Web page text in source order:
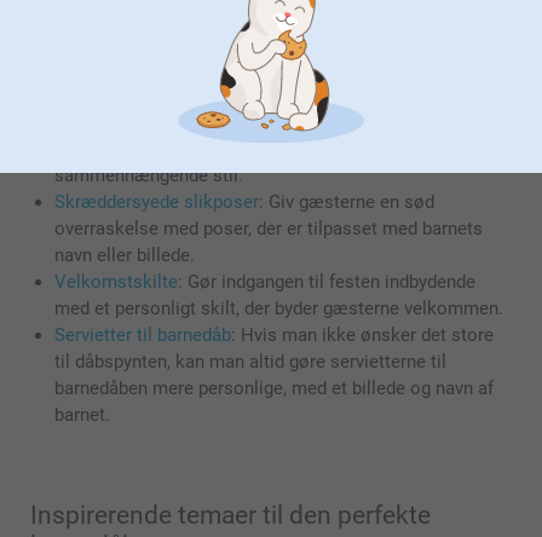
Her er nogle anbefalinger til, hvordan I kan bruge vores DIY
barnedåbspynt til at skabe en mindeværdig dag:
Personlige guirlander: Tilføj barnets navn og billeder for
at skabe en varm og indbydende atmosfære.
Bordpynt til barnedåb: Vælg farver og temaer, der
matcher resten af festen, for at skabe en
sammenhængende stil.
Skræddersyede slikposer: Giv gæsterne en sød
overraskelse med poser, der er tilpasset med barnets
navn eller billede.
Velkomstskilte: Gør indgangen til festen indbydende
med et personligt skilt, der byder gæsterne velkommen.
Servietter til barnedåb: Hvis man ikke ønsker det store
til dåbspynten, kan man altid gøre servietterne til
barnedåben mere personlige, med et billede og navn af
barnet.
Inspirerende temaer til den perfekte